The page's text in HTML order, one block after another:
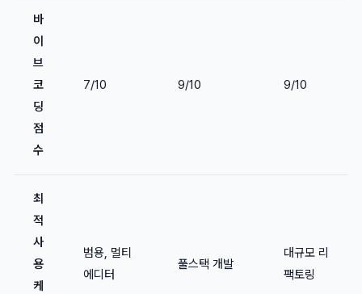
바
이
브
코
딩
점
수
7/10 9/10 9/10
최
적
사
용
케
범용, 멀티
에디터
풀스택 개발
대규모 리
팩토링